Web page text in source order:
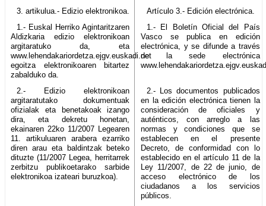
3. artikulua.- Edizio elektronikoa.
Artículo 3.- Edición electrónica.
1.- Euskal Herriko Agintaritzaren
Aldizkaria edizio elektronikoan
argitaratuko da, eta
www.lehendakariordetza.ejgv.euskadi.net
egoitza elektronikoaren bitartez
zabalduko da.
1.- El Boletín Oficial del País
Vasco se publica en edición
electrónica, y se difunde a través
de la sede electrónica
2.- Edizio elektronikoan
argitaratutako dokumentuak
ofizialak eta benetakoak izango
dira, eta dekretu honetan,
ekainaren 22ko 11/2007 Legearen
11. artikuluaren arabera ezarriko
diren arau eta baldintzak beteko
dituzte (11/2007 Legea, herritarrek
zerbitzu publikoetarako sarbide
elektronikoa izateari buruzkoa).
2.- Los documentos publicados
en la edición electrónica tienen la
consideración de oficiales y
auténticos, con arreglo a las
normas y condiciones que se
establecen en el presente
Decreto, de conformidad con lo
establecido en el artículo 11 de la
Ley 11/2007, de 22 de junio, de
acceso electrónico de los
ciudadanos a los servicios
públicos.